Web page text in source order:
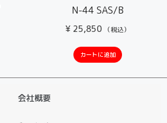
N-44 SAS/B
¥ 25,850 （税込）
カートに追加
会社概要